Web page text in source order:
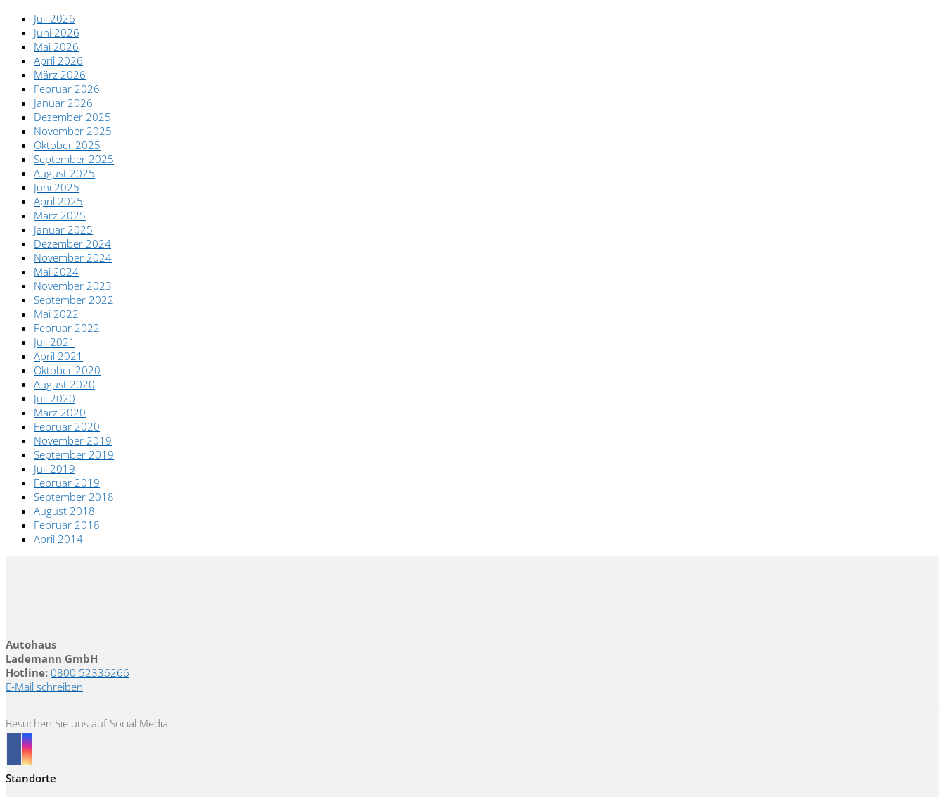
Juli 2026
Juni 2026
Mai 2026
April 2026
März 2026
Februar 2026
Januar 2026
Dezember 2025
November 2025
Oktober 2025
September 2025
August 2025
Juni 2025
April 2025
März 2025
Januar 2025
Dezember 2024
November 2024
Mai 2024
November 2023
September 2022
Mai 2022
Februar 2022
Juli 2021
April 2021
Oktober 2020
August 2020
Juli 2020
März 2020
Februar 2020
November 2019
September 2019
Juli 2019
Februar 2019
September 2018
August 2018
Februar 2018
April 2014
Autohaus
Lademann GmbH
Hotline: 0800 52336266
E-Mail schreiben
Besuchen Sie uns auf Social Media.
Standorte